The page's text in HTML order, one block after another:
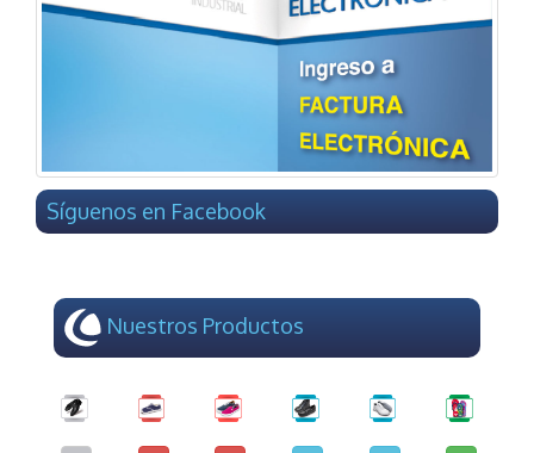
Síguenos en Facebook
Nuestros Productos